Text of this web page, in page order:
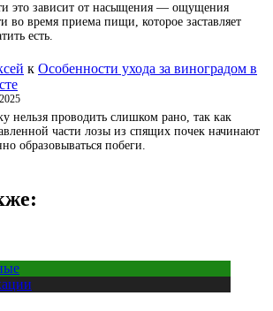
это зависит от насыщения — ощущения
во время приема пищи, которое заставляет
есть.
к Особенности ухода за виноградом в
нельзя проводить слишком рано, так как
части лозы из спящих почек начинают
образовываться побеги.